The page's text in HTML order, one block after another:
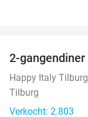
2-
Happy Italy Tilburg
Tilburg
Verkocht: 2.803